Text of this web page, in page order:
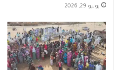
يوليو 29, 2026